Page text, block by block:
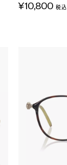
¥10,800 税込